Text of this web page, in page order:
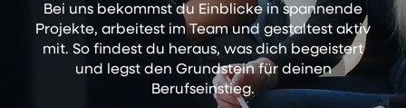
Bei uns bekommst du Einblicke in spannende
Projekte, arbeitest im Team und gestaltest aktiv
mit. So findest du heraus, was dich begeistert
und legst den Grundstein für deinen
Berufseinstieg.